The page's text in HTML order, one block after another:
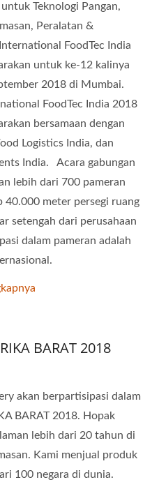
Teknologi Pangan,
Peralatan &
FoodTec India
untuk ke-12 kalinya
2018 di Mumbai.
FoodTec India 2018
bersamaan dengan
Logistics India, dan
India. Acara gabungan
lebih dari 700 pameran
40.000 meter persegi ruang
setengah dari perusahaan
dalam pameran adalah
BARAT 2018
akan berpartisipasi dalam
BARAT 2018. Hopak
lebih dari 20 tahun di
Kami menjual produk
100 negara di dunia.